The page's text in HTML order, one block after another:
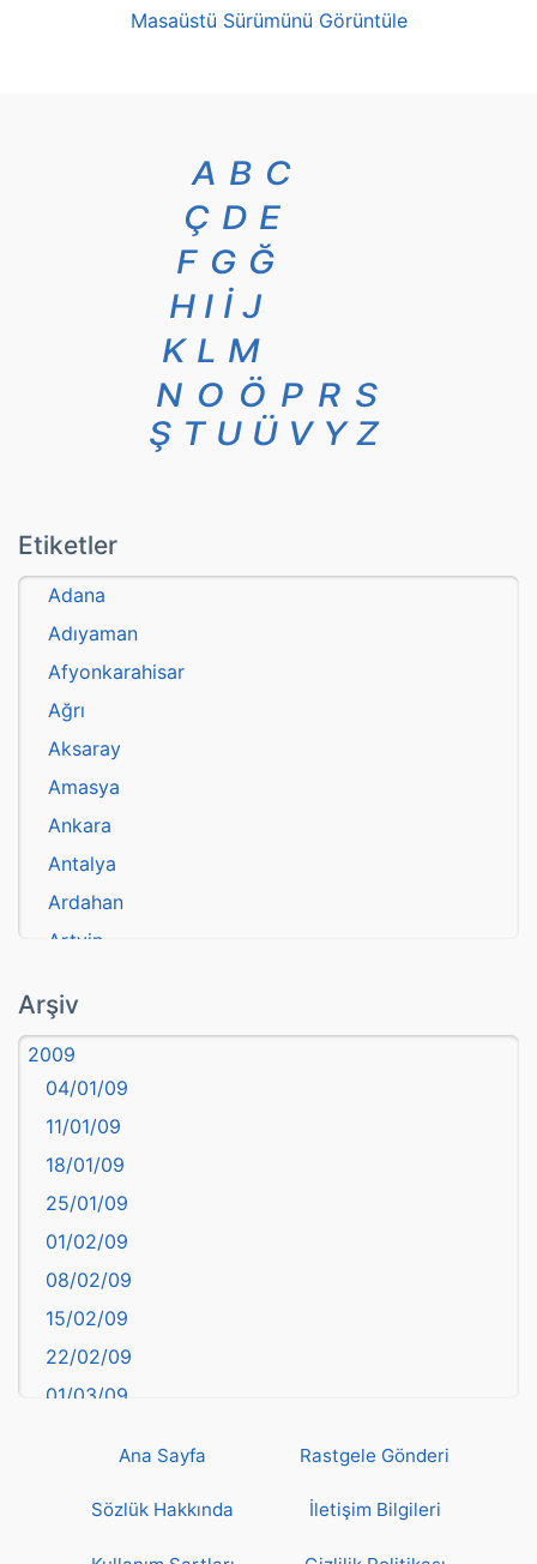
Masaüstü Sürümünü Görüntüle
A B C
Ç D E
F G Ğ
H I İ J
K L M
N O Ö P R S
Ş T U Ü V Y Z
Etiketler
Adana
Adıyaman
Afyonkarahisar
Ağrı
Aksaray
Amasya
Ankara
Antalya
Ardahan
Artvin
Aydın
Balıkesir
Bartın
başkentler
Batman
Bayburt
Bilecik
Bingöl
Bitlis
Bolu
Burdur
Çankırı
Çorum
Arşiv
2009
04/01/09
11/01/09
18/01/09
25/01/09
01/02/09
08/02/09
15/02/09
22/02/09
01/03/09
22/03/09
Ana Sayfa Rastgele Gönderi
Sözlük Hakkında İletişim Bilgileri